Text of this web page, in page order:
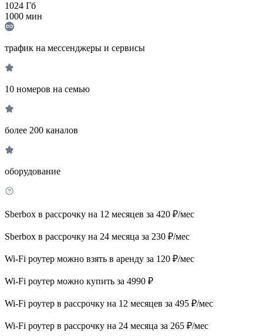
1024 Гб
1000 мин
трафик на мессенджеры и сервисы
10 номеров на семью
более 200 каналов
оборудование
Sberbox в рассрочку на 12 месяцев за 420 ₽/мес
Sberbox в рассрочку на 24 месяца за 230 ₽/мес
Wi-Fi роутер можно взять в аренду за 120 ₽/мес
Wi-Fi роутер можно купить за 4990 ₽
Wi-Fi роутер в рассрочку на 12 месяцев за 495 ₽/мес
Wi-Fi роутер в рассрочку на 24 месяца за 265 ₽/мес